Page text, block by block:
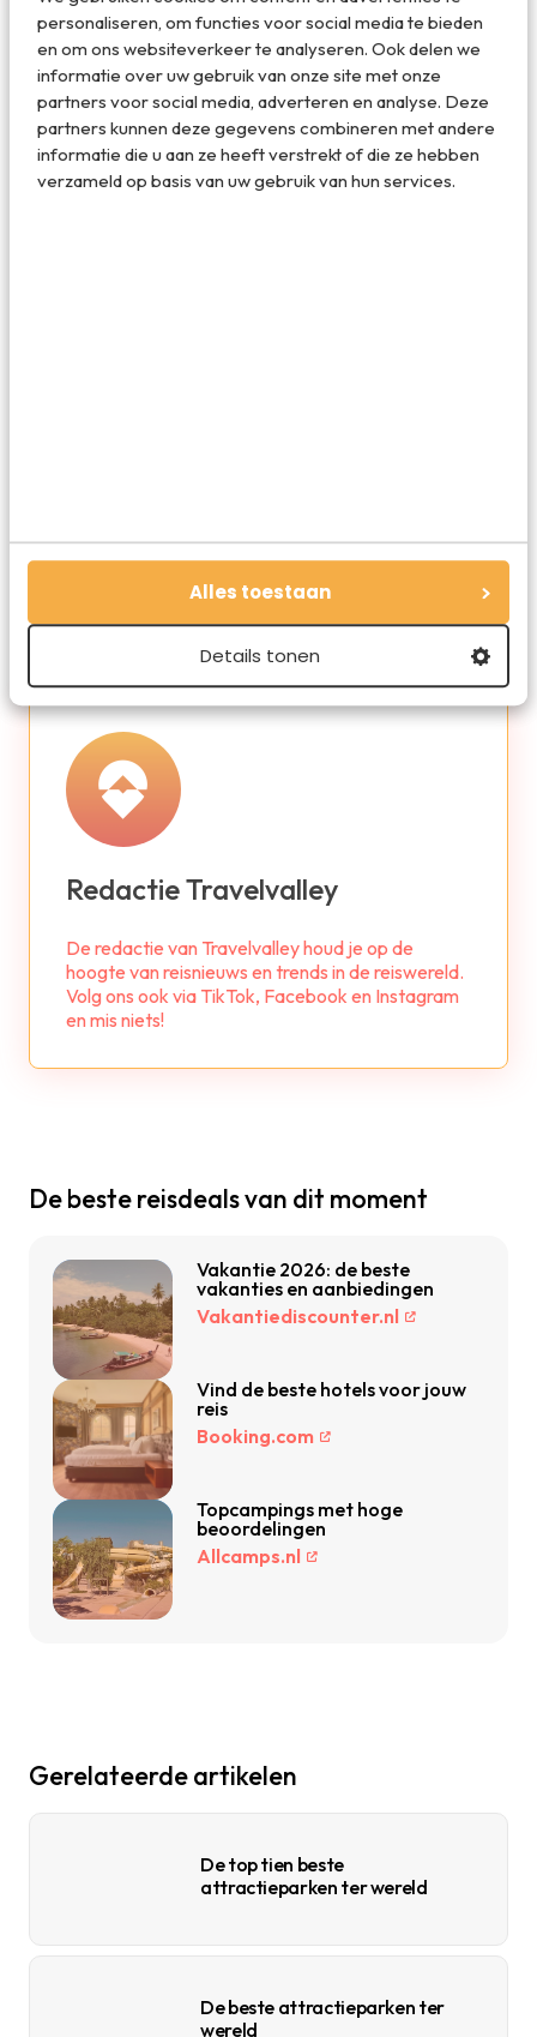
personaliseren, om functies voor social media te bieden
en om ons websiteverkeer te analyseren. Ook delen we
informatie over uw gebruik van onze site met onze
partners voor social media, adverteren en analyse. Deze
partners kunnen deze gegevens combineren met andere
informatie die u aan ze heeft verstrekt of die ze hebben
verzameld op basis van uw gebruik van hun services.
Alles toestaan
Details tonen
Deel op WhatsApp
Redactie Travelvalley
De redactie van Travelvalley houd je op de
hoogte van reisnieuws en trends in de reiswereld.
Volg ons ook via TikTok, Facebook en Instagram
en mis niets!
De beste reisdeals van dit moment
Vakantie 2026: de beste
vakanties en aanbiedingen
Vakantiediscounter.nl
Vind de beste hotels voor jouw
reis
Booking.com
Topcampings met hoge
beoordelingen
Allcamps.nl
Gerelateerde artikelen
De top tien beste
attractieparken ter wereld
De beste attractieparken ter
wereld